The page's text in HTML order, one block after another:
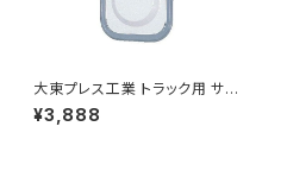
大東プレス工業 トラック用 サイ
ドミラー/バックミラー J08 330
X170 L012 DI-7
¥3,888